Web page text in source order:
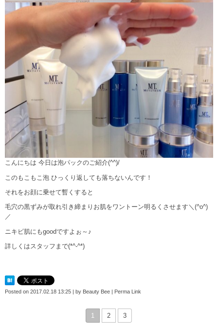
こんにちは 今日は泡パックのご紹介(^^)/
このもこもこ泡 ひっくり返しても落ちないんです！
それをお顔に乗せて暫くすると
毛穴の黒ずみが取れ引き締まりお肌をワントーン明るくさせます＼(^o^)
／
ニキビ肌にもgoodですよぉ～♪
詳しくはスタッフまで(*^-^*)
Posted on 2017.02.18 13:25 by Beauty Bee Perma Link
1 2 3